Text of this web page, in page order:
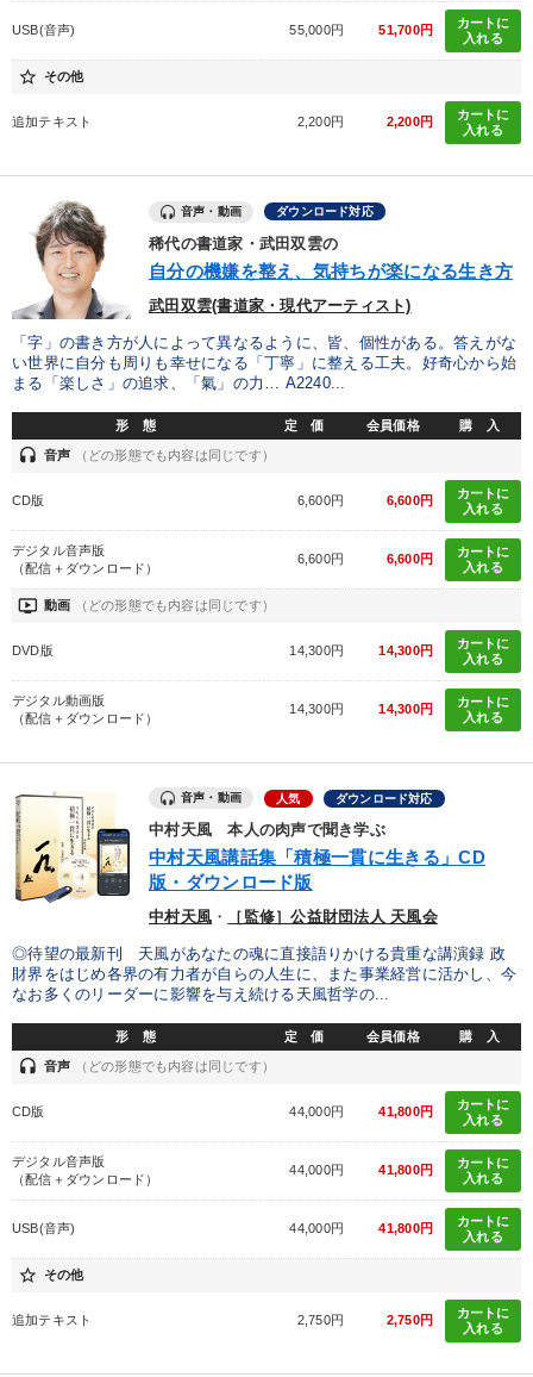
USB(音声) 55,000円 51,700円
カートに
入れる
star_border その他
追加テキスト 2,200円 2,200円
カートに
入れる
音声・動画 ダウンロード対応
稀代の書道家・武田双雲の
自分の機嫌を整え、気持ちが楽になる生き方
武田双雲(書道家・現代アーティスト)
「字」の書き方が人によって異なるように、皆、個性がある。答えがな
い世界に自分も周りも幸せになる「丁寧」に整える工夫。好奇心から始
まる「楽しさ」の追求、「氣」の力… A2240...
形 態 定 価 会員価格 購 入
headset 音声 （どの形態でも内容は同じです）
CD版 6,600円 6,600円
カートに
入れる
デジタル音声版
（配信＋ダウンロード）
6,600円 6,600円
カートに
入れる
ondemand_video 動画 （どの形態でも内容は同じです）
DVD版 14,300円 14,300円
カートに
入れる
デジタル動画版
（配信＋ダウンロード）
14,300円 14,300円
カートに
入れる
音声・動画 人気 ダウンロード対応
中村天風 本人の肉声で聞き学ぶ
中村天風講話集「積極一貫に生きる」CD
版・ダウンロード版
中村天風 ・ ［監修］公益財団法人 天風会
◎待望の最新刊 天風があなたの魂に直接語りかける貴重な講演録 政
財界をはじめ各界の有力者が自らの人生に、また事業経営に活かし、今
なお多くのリーダーに影響を与え続ける天風哲学の...
形 態 定 価 会員価格 購 入
headset 音声 （どの形態でも内容は同じです）
CD版 44,000円 41,800円
カートに
入れる
デジタル音声版
（配信＋ダウンロード）
44,000円 41,800円
カートに
入れる
USB(音声) 44,000円 41,800円
カートに
入れる
star_border その他
追加テキスト 2,750円 2,750円
カートに
入れる